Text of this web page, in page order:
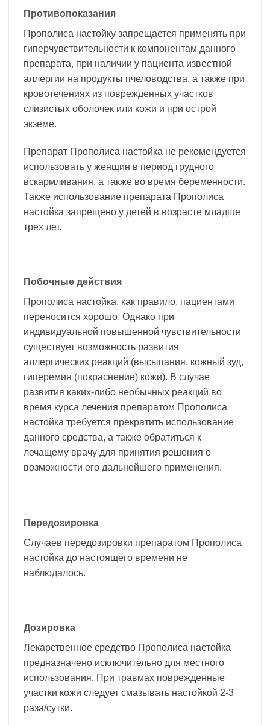
Противопоказания
Прополиса настойку запрещается применять при
гиперчувствительности к компонентам данного
препарата, при наличии у пациента известной
аллергии на продукты пчеловодства, а также при
кровотечениях из поврежденных участков
слизистых оболочек или кожи и при острой
экземе.
Препарат Прополиса настойка не рекомендуется
использовать у женщин в период грудного
вскармливания, а также во время беременности.
Также использование препарата Прополиса
настойка запрещено у детей в возрасте младше
трех лет.
Побочные действия
Прополиса настойка, как правило, пациентами
переносится хорошо. Однако при
индивидуальной повышенной чувствительности
существует возможность развития
аллергических реакций (высыпания, кожный зуд,
гиперемия (покраснение) кожи). В случае
развития каких-либо необычных реакций во
время курса лечения препаратом Прополиса
настойка требуется прекратить использование
данного средства, а также обратиться к
лечащему врачу для принятия решения о
возможности его дальнейшего применения.
Передозировка
Случаев передозировки препаратом Прополиса
настойка до настоящего времени не
наблюдалось.
Дозировка
Лекарственное средство Прополиса настойка
предназначено исключительно для местного
использования. При травмах поврежденные
участки кожи следует смазывать настойкой 2-3
раза/сутки.